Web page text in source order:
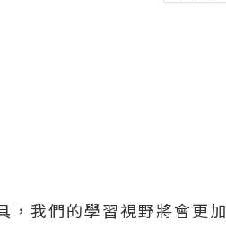
我們的學習視野將會更加